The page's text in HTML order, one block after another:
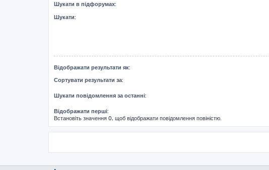
Шукати в підфорумах:
Шукати:
Відображати результати як:
Сортувати результати за:
Шукати повідомлення за останні:
Відображати перші:
Встановіть значення 0, щоб відображати повідомлення повіністю.